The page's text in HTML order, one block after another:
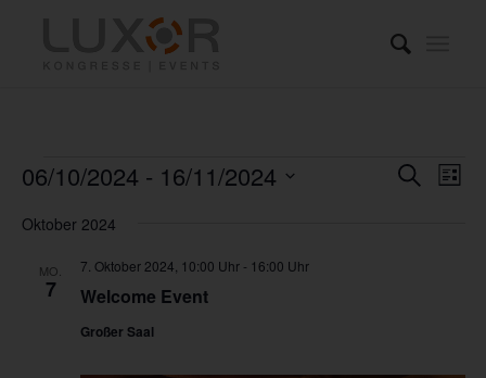
Veranstaltungen SucheListe
06/10/2024 - 16/11/2024
wählen.
Oktober 2024
MO.
7 Welcome Event
7. Oktober 2024, 10:00 Uhr- 16:00 Uhr
Großer Saal